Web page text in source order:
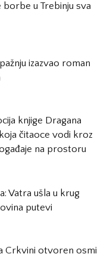
borbe u Trebinju sva
izazvao roman
knjige Dragana
čitaoce vodi kroz
na prostoru
Vatra ušla u krug
putevi
Crkvini otvoren osmi